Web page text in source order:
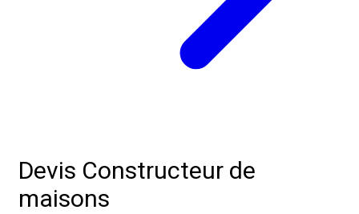
Devis Constructeur de
maisons